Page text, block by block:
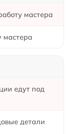
мастера
мастера
едут под
детали